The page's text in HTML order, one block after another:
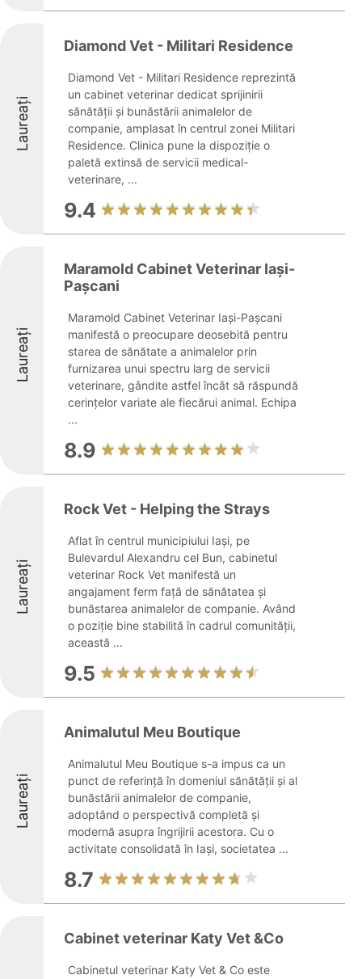
Laureați
Diamond Vet - Militari Residence
Diamond Vet - Militari Residence reprezintă
un cabinet veterinar dedicat sprijinirii
sănătății și bunăstării animalelor de
companie, amplasat în centrul zonei Militari
Residence. Clinica pune la dispoziție o
paletă extinsă de servicii medical-
veterinare, ...
9.4
Laureați
Maramold Cabinet Veterinar Iași-
Pașcani
Maramold Cabinet Veterinar Iași-Pașcani
manifestă o preocupare deosebită pentru
starea de sănătate a animalelor prin
furnizarea unui spectru larg de servicii
veterinare, gândite astfel încât să răspundă
cerințelor variate ale fiecărui animal. Echipa
...
8.9
Laureați
Rock Vet - Helping the Strays
Aflat în centrul municipiului Iași, pe
Bulevardul Alexandru cel Bun, cabinetul
veterinar Rock Vet manifestă un
angajament ferm față de sănătatea și
bunăstarea animalelor de companie. Având
o poziție bine stabilită în cadrul comunității,
această ...
9.5
Laureați
Animalutul Meu Boutique
Animalutul Meu Boutique s-a impus ca un
punct de referință în domeniul sănătății și al
bunăstării animalelor de companie,
adoptând o perspectivă completă și
modernă asupra îngrijirii acestora. Cu o
activitate consolidată în Iași, societatea ...
8.7
Cabinet veterinar Katy Vet &Co
Cabinetul veterinar Katy Vet & Co este